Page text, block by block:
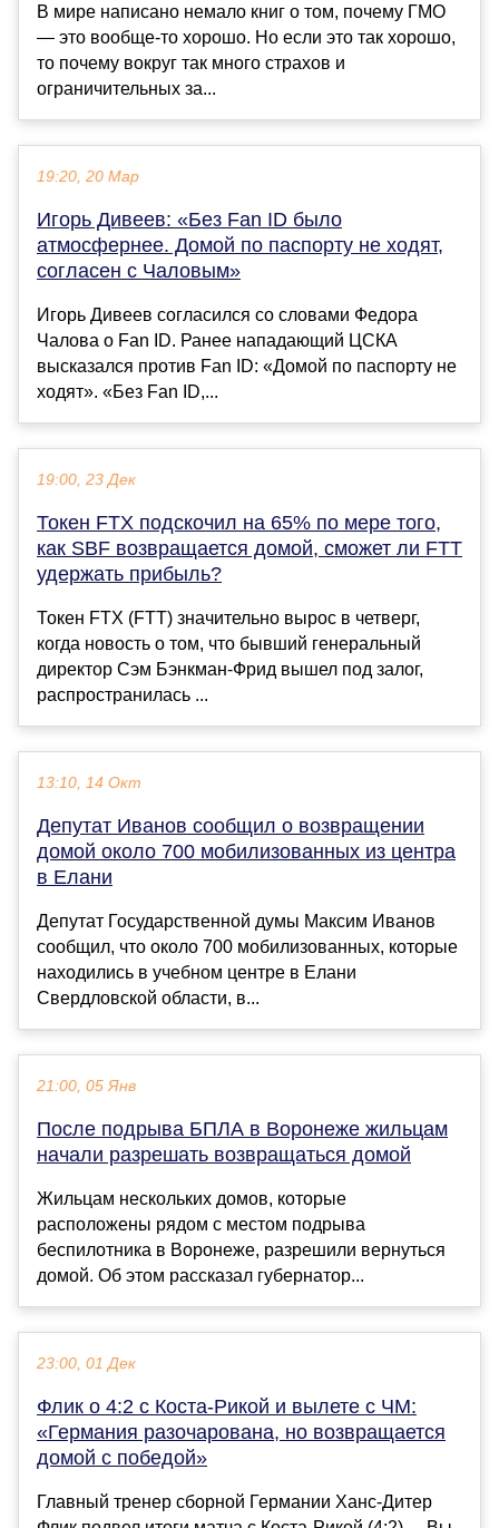
В мире написано немало книг о том, почему ГМО
— это вообще-то хорошо. Но если это так хорошо,
то почему вокруг так много страхов и
ограничительных за...
19:20, 20 Мар
Игорь Дивеев: «Без Fan ID было
атмосфернее. Домой по паспорту не ходят,
согласен с Чаловым»
Игорь Дивеев согласился со словами Федора
Чалова о Fan ID. Ранее нападающий ЦСКА
высказался против Fan ID: «Домой по паспорту не
ходят». «Без Fan ID,...
19:00, 23 Дек
Токен FTX подскочил на 65% по мере того,
как SBF возвращается домой, сможет ли FTT
удержать прибыль?
Токен FTX (FTT) значительно вырос в четверг,
когда новость о том, что бывший генеральный
директор Сэм Бэнкман-Фрид вышел под залог,
распространилась ...
13:10, 14 Окт
Депутат Иванов сообщил о возвращении
домой около 700 мобилизованных из центра
в Елани
Депутат Государственной думы Максим Иванов
сообщил, что около 700 мобилизованных, которые
находились в учебном центре в Елани
Свердловской области, в...
21:00, 05 Янв
После подрыва БПЛА в Воронеже жильцам
начали разрешать возвращаться домой
Жильцам нескольких домов, которые
расположены рядом с местом подрыва
беспилотника в Воронеже, разрешили вернуться
домой. Об этом рассказал губернатор...
23:00, 01 Дек
Флик о 4:2 с Коста-Рикой и вылете с ЧМ:
«Германия разочарована, но возвращается
домой с победой»
Главный тренер сборной Германии Ханс-Дитер